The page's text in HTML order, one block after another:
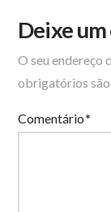
Deixe
O seu endereço
obrigatórios
Comentário*